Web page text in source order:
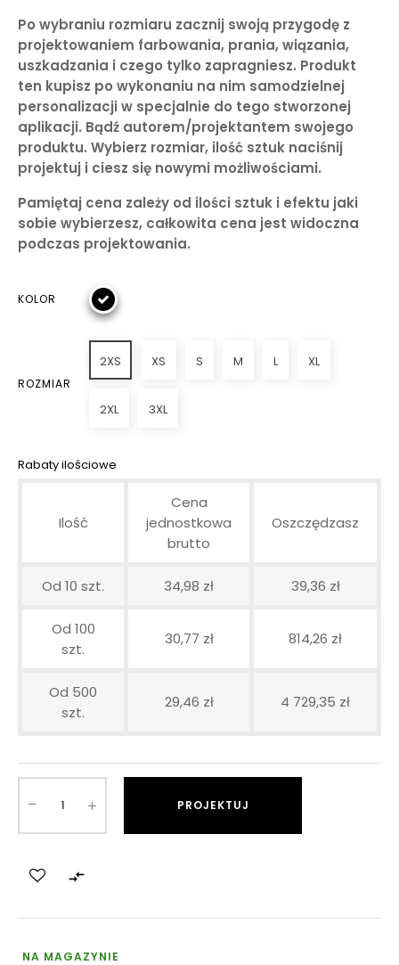
Po wybraniu rozmiaru zacznij swoją przygodę z
projektowaniem farbowania, prania, wiązania,
uszkadzania i czego tylko zapragniesz. Produkt
ten kupisz po wykonaniu na nim samodzielnej
personalizacji w specjalnie do tego stworzonej
aplikacji. Bądź autorem/projektantem swojego
produktu. Wybierz rozmiar, ilość sztuk naciśnij
projektuj i ciesz się nowymi możliwościami.
Pamiętaj cena zależy od ilości sztuk i efektu jaki
sobie wybierzesz, całkowita cena jest widoczna
podczas projektowania.
KOLOR
ROZMIAR
2XS XS S M L XL
2XL 3XL
Rabaty ilościowe
Ilość
Cena
jednostkowa
brutto
Oszczędzasz
Od 10 szt. 34,98 zł 39,36 zł
Od 100
szt.
30,77 zł 814,26 zł
Od 500
szt.
29,46 zł 4 729,35 zł
PROJEKTUJ

NA MAGAZYNIE